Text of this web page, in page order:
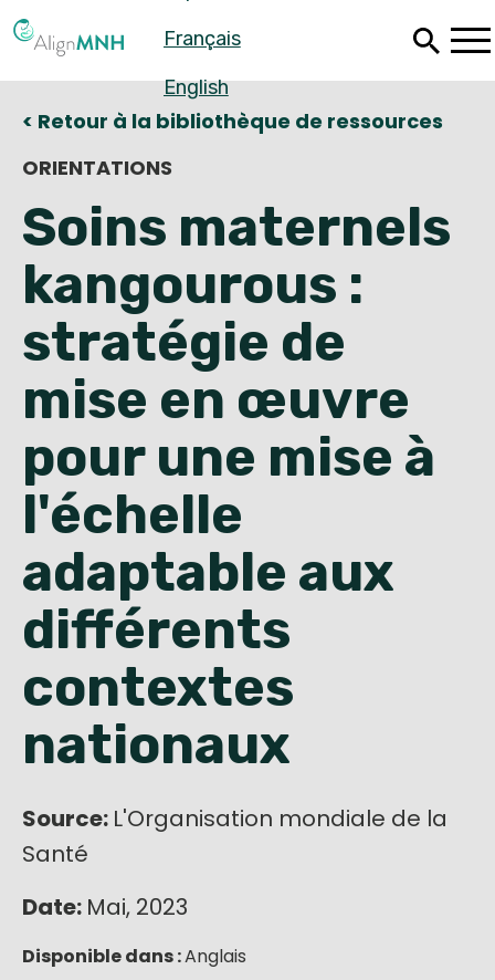
principal
Français
English
Español
Français
English
< Retour à la bibliothèque de ressources
ORIENTATIONS
Soins maternels
kangourous :
stratégie de
mise en œuvre
pour une mise à
l'échelle
adaptable aux
différents
contextes
nationaux
Source: L'Organisation mondiale de la
Santé
Date: Mai, 2023
Disponible dans :Anglais